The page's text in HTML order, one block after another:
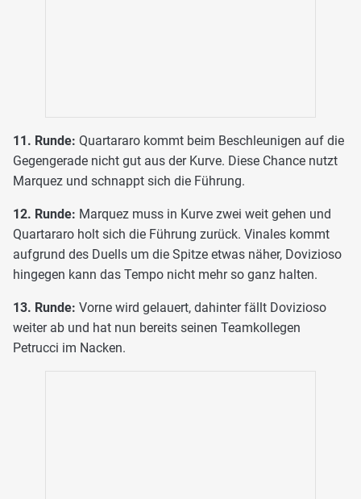
11. Runde: Quartararo kommt beim Beschleunigen auf die
Gegengerade nicht gut aus der Kurve. Diese Chance nutzt
Marquez und schnappt sich die Führung.
12. Runde: Marquez muss in Kurve zwei weit gehen und
Quartararo holt sich die Führung zurück. Vinales kommt
aufgrund des Duells um die Spitze etwas näher, Dovizioso
hingegen kann das Tempo nicht mehr so ganz halten.
13. Runde: Vorne wird gelauert, dahinter fällt Dovizioso
weiter ab und hat nun bereits seinen Teamkollegen
Petrucci im Nacken.